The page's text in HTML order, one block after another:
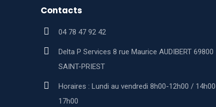
Contacts
04 78 47 92 42
Delta P Services 8 rue Maurice AUDIBERT 69800
SAINT-PRIEST
Horaires : Lundi au vendredi 8h00-12h00 /
17h00